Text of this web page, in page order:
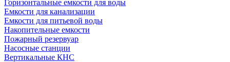
Горизонтальные емкости для воды
Емкости для канализации
Емкости для питьевой воды
Накопительные емкости
Пожарный резервуар
Насосные станции
Вертикальные КНС